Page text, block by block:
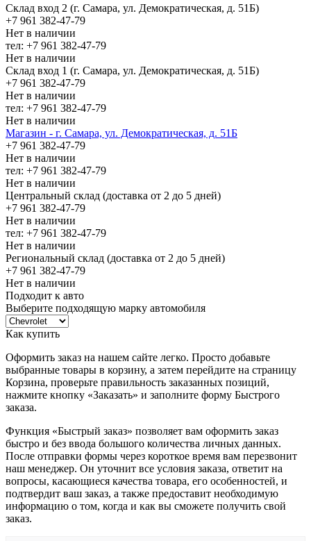
Склад вход 2 (г. Самара, ул. Демократическая, д. 51Б)
+7 961 382-47-79
Нет в наличии
тел: +7 961 382-47-79
Нет в наличии
Склад вход 1 (г. Самара, ул. Демократическая, д. 51Б)
+7 961 382-47-79
Нет в наличии
тел: +7 961 382-47-79
Нет в наличии
Магазин - г. Самара, ул. Демократическая, д. 51Б
+7 961 382-47-79
Нет в наличии
тел: +7 961 382-47-79
Нет в наличии
Центральный склад (доставка от 2 до 5 дней)
+7 961 382-47-79
Нет в наличии
тел: +7 961 382-47-79
Нет в наличии
Региональный склад (доставка от 2 до 5 дней)
+7 961 382-47-79
Нет в наличии
Подходит к авто
Выберите подходящую марку автомобиля
Как купить
Оформить заказ на нашем сайте легко. Просто добавьте
выбранные товары в корзину, а затем перейдите на страницу
Корзина, проверьте правильность заказанных позиций,
нажмите кнопку «Заказать» и заполните форму Быстрого
заказа.
Функция «Быстрый заказ» позволяет вам оформить заказ
быстро и без ввода большого количества личных данных.
После отправки формы через короткое время вам перезвонит
наш менеджер. Он уточнит все условия заказа, ответит на
вопросы, касающиеся качества товара, его особенностей, и
подтвердит ваш заказ, а также предоставит необходимую
информацию о том, когда и как вы сможете получить свой
заказ.